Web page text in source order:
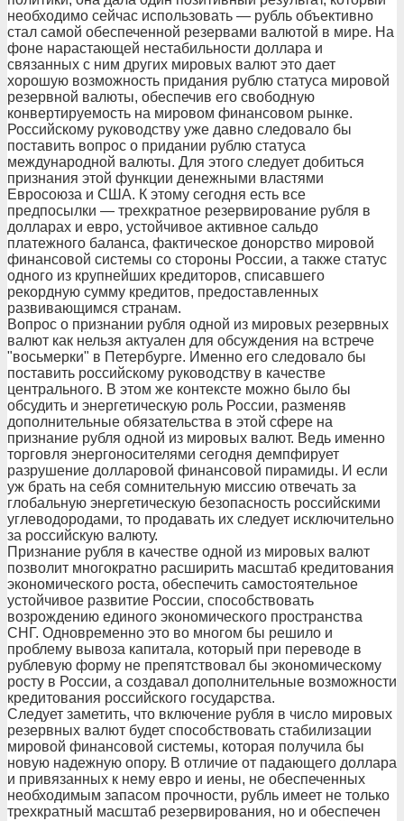
необходимо сейчас использовать — рубль объективно
стал самой обеспеченной резервами валютой в мире. На
фоне нарастающей нестабильности доллара и
связанных с ним других мировых валют это дает
хорошую возможность придания рублю статуса мировой
резервной валюты, обеспечив его свободную
конвертируемость на мировом финансовом рынке.
Российскому руководству уже давно следовало бы
поставить вопрос о придании рублю статуса
международной валюты. Для этого следует добиться
признания этой функции денежными властями
Евросоюза и США. К этому сегодня есть все
предпосылки — трехкратное резервирование рубля в
долларах и евро, устойчивое активное сальдо
платежного баланса, фактическое донорство мировой
финансовой системы со стороны России, а также статус
одного из крупнейших кредиторов, списавшего
рекордную сумму кредитов, предоставленных
развивающимся странам.
Вопрос о признании рубля одной из мировых резервных
валют как нельзя актуален для обсуждения на встрече
"восьмерки" в Петербурге. Именно его следовало бы
поставить российскому руководству в качестве
центрального. В этом же контексте можно было бы
обсудить и энергетическую роль России, разменяв
дополнительные обязательства в этой сфере на
признание рубля одной из мировых валют. Ведь именно
торговля энергоносителями сегодня демпфирует
разрушение долларовой финансовой пирамиды. И если
уж брать на себя сомнительную миссию отвечать за
глобальную энергетическую безопасность российскими
углеводородами, то продавать их следует исключительно
за российскую валюту.
Признание рубля в качестве одной из мировых валют
позволит многократно расширить масштаб кредитования
экономического роста, обеспечить самостоятельное
устойчивое развитие России, способствовать
возрождению единого экономического пространства
СНГ. Одновременно это во многом бы решило и
проблему вывоза капитала, который при переводе в
рублевую форму не препятствовал бы экономическому
росту в России, а создавал дополнительные возможности
кредитования российского государства.
Следует заметить, что включение рубля в число мировых
резервных валют будет способствовать стабилизации
мировой финансовой системы, которая получила бы
новую надежную опору. В отличие от падающего доллара
и привязанных к нему евро и иены, не обеспеченных
необходимым запасом прочности, рубль имеет не только
трехкратный масштаб резервирования, но и обеспечен